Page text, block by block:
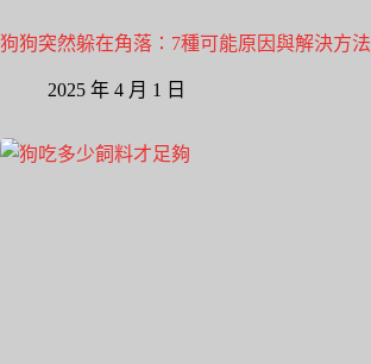
狗狗突然躲在角落：7種可能原因與解決方法
2025 年 4 月 1 日